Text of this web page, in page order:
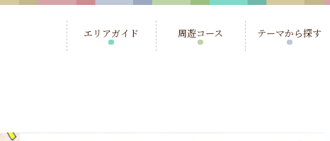
エリアガイド 周遊コース テーマから探す